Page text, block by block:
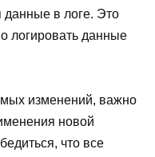
данные в логе. Это
логировать данные
изменений, важно
новой
что все